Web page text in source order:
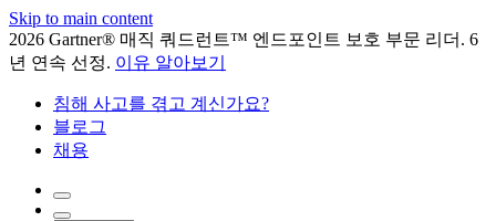
Skip to main content
2026 Gartner® 매직 쿼드런트™ 엔드포인트 보호 부문 리더. 6
년 연속 선정. 이유 알아보기
침해 사고를 겪고 계신가요?
블로그
채용